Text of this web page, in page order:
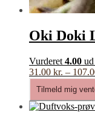
Oki Doki
Vurderet 4.00
31.00 kr. –
Tilmeld mig